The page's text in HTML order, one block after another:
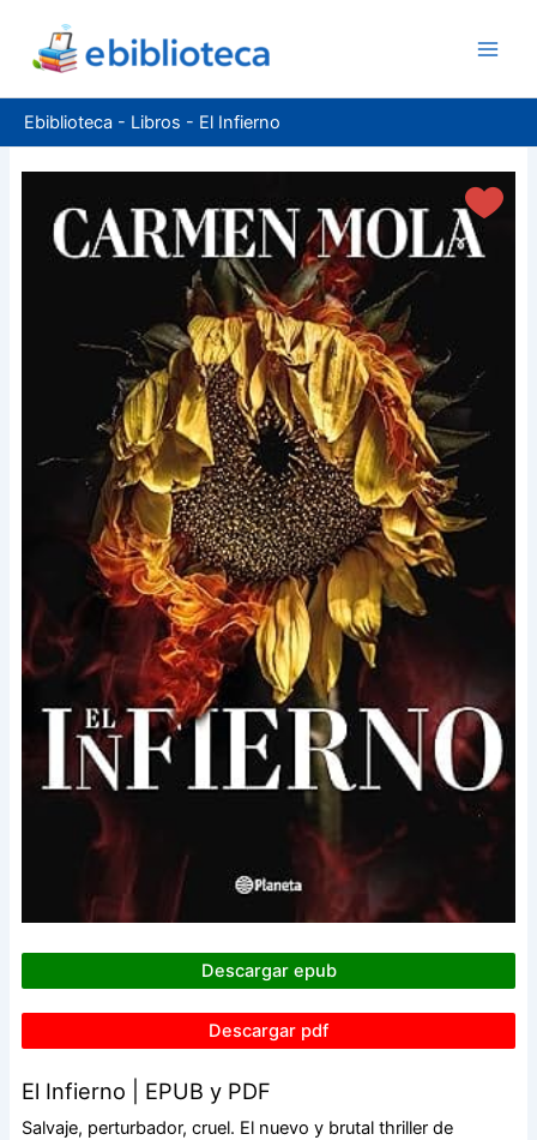
contenido
Ebiblioteca - Libros - El Infierno
Descargar epub
Descargar pdf
El Infierno | EPUB y PDF
Salvaje, perturbador, cruel. El nuevo y brutal thriller de